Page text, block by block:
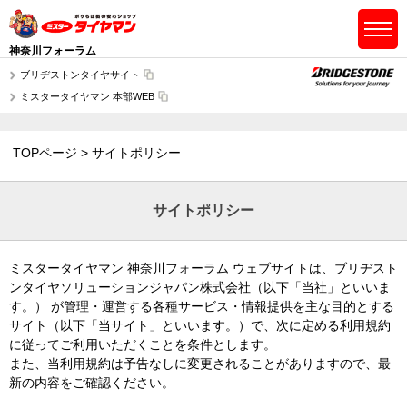
神奈川フォーラム
ブリヂストンタイヤサイト
ミスタータイヤマン 本部WEB
TOPページ サイトポリシー
サイトポリシー
ミスタータイヤマン 神奈川フォーラム ウェブサイトは、ブリヂスト
ンタイヤソリューションジャパン株式会社（以下「当社」といいま
す。） が管理・運営する各種サービス・情報提供を主な目的とする
サイト（以下「当サイト」といいます。）で、次に定める利用規約
に従ってご利用いただくことを条件とします。
また、当利用規約は予告なしに変更されることがありますので、最
新の内容をご確認ください。